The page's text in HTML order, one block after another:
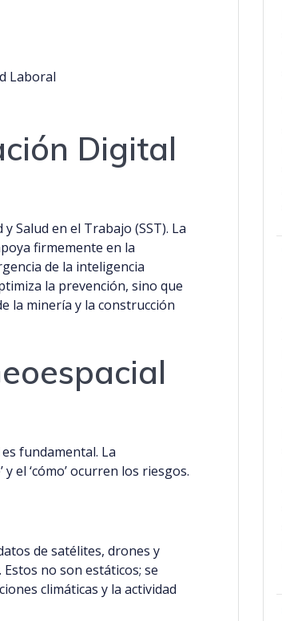
Digital
Salud en el Trabajo (SST). La
firmemente en la
de la inteligencia
la prevención, sino que
la minería y la construcción
fundamental. La
el ‘cómo’ ocurren los riesgos.
de satélites, drones y
no son estáticos; se
climáticas y la actividad